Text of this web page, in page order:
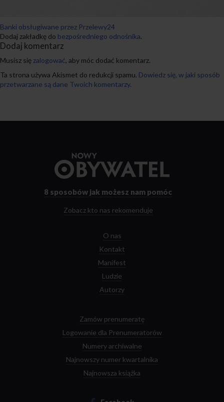
Banki obsługiwane przez Przelewy24
Dodaj zakładkę do bezpośredniego odnośnika.
Dodaj komentarz
Musisz się zalogować, aby móc dodać komentarz.
Ta strona używa Akismet do redukcji spamu. Dowiedz się, w jaki sposób
przetwarzane są dane Twoich komentarzy.
strony
8 sposobów jak możesz nam pomóc
Zobacz kto nas rekomenduje
O nas
Kontakt
Manifest
Ludzie
Autorzy
Zamów prenumeratę
Logowanie dla Prenumeratorów
Numery archiwalne
Najnowszy numer kwartalnika
Najnowsza książka